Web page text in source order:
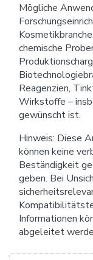
Mögliche
chemische
Reagenzien,
Wirkstoffe –
gewünscht ist.
Hinweis: Diese
können keine
Beständigkeit
geben. Bei
Informationen
abgeleitet